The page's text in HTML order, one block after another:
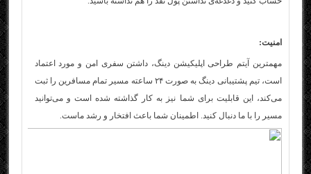
امنیت:
مهمترین آیتم طراحی اپلیکیشن دینگ، داشتن سفری امن و مورد اعتماد
است، تیم پشتیبانی دینگ به صورت ۲۴ ساعته مسیر تمام مسافرین را ثبت
می‌کند، این قابلیت برای شما نیز به کار گذاشته شده است و می‌توانید
مسیر را با ما دنبال کنید. اطمینان شما باعث افتخار و رشد ماست.